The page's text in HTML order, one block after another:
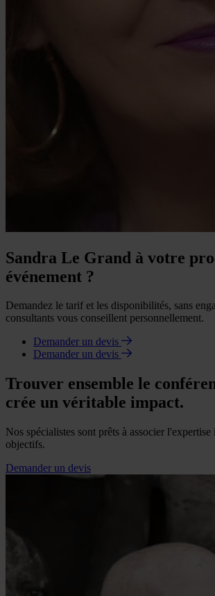
Sandra Le Grand à votre
événement ?
Demandez le tarif et les disponibilités, sans
consultants vous conseillent personnellement.
Demander un devis
Demander un devis
Trouver ensemble le
crée un véritable impact.
Nos spécialistes sont prêts à associer l'expertise
objectifs.
Demander un devis